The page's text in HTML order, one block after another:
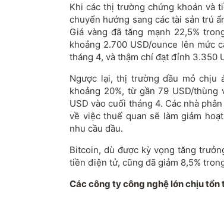
Khi các thị trường chứng khoán và
chuyển hướng sang các tài sản trú
Giá vàng đã tăng mạnh 22,5%
khoảng 2.700 USD/ounce lên mức
tháng 4, và thậm chí đạt đỉnh 3.350
Ngược lại, thị trường dầu mỏ chịu
khoảng 20%, từ gần 79 USD/
USD vào cuối tháng 4. Các nhà
về việc thuế quan sẽ làm giảm
nhu cầu dầu.
Bitcoin, dù được kỳ vọng tăng
tiền điện tử, cũng đã giảm 8,5%
Các công ty công nghệ lớn chịu tổn